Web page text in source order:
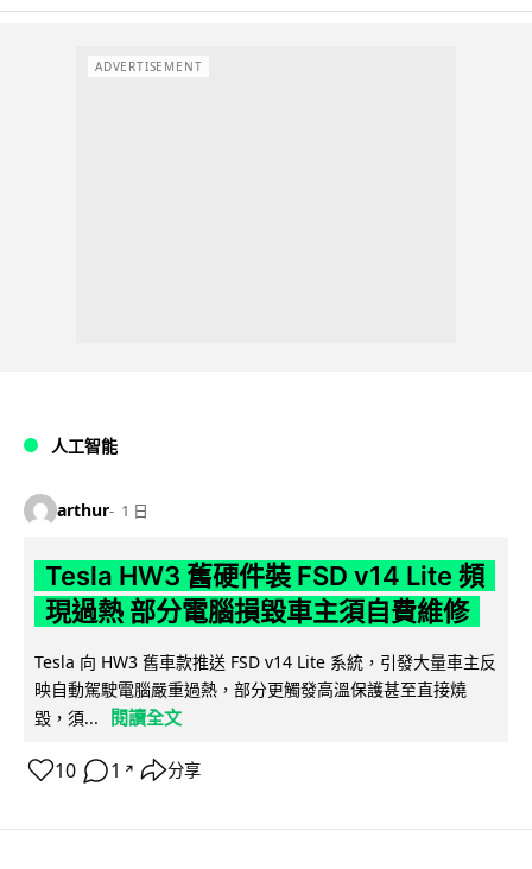
ADVERTISEMENT
人工智能
arthur 1 日
Tesla HW3 舊硬件裝 FSD v14 Lite 頻
現過熱 部分電腦損毀車主須自費維修
Tesla 向 HW3 舊車款推送 FSD v14 Lite 系統，引發大量車主反
映自動駕駛電腦嚴重過熱，部分更觸發高溫保護甚至直接燒
毀，須...
閱讀全文
10 1 ↗ 分享